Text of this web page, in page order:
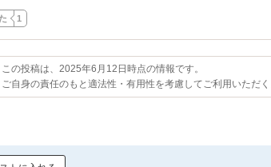
1
この投稿は、2025年6月12日時点の情報です。
ご自身の責任のもと適法性・有用性を考慮してご利用いただく